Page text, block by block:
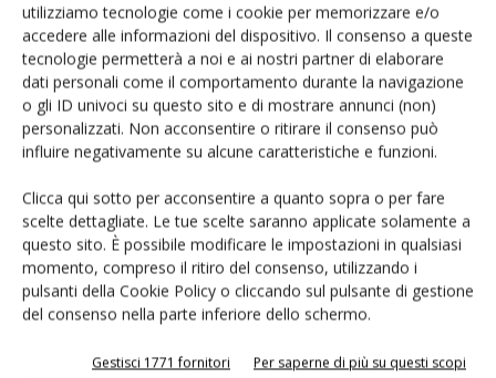
utilizziamo tecnologie come i cookie per memorizzare e/o
accedere alle informazioni del dispositivo. Il consenso a queste
tecnologie permetterà a noi e ai nostri partner di elaborare
dati personali come il comportamento durante la navigazione
o gli ID univoci su questo sito e di mostrare annunci (non)
personalizzati. Non acconsentire o ritirare il consenso può
influire negativamente su alcune caratteristiche e funzioni.
Clicca qui sotto per acconsentire a quanto sopra o per fare
scelte dettagliate. Le tue scelte saranno applicate solamente a
questo sito. È possibile modificare le impostazioni in qualsiasi
momento, compreso il ritiro del consenso, utilizzando i
pulsanti della Cookie Policy o cliccando sul pulsante di gestione
del consenso nella parte inferiore dello schermo.
Gestisci 1771 fornitori Per saperne di più su questi scopi
Salva il mio nome, email e sito web in questo browser per i
prossimi commenti.